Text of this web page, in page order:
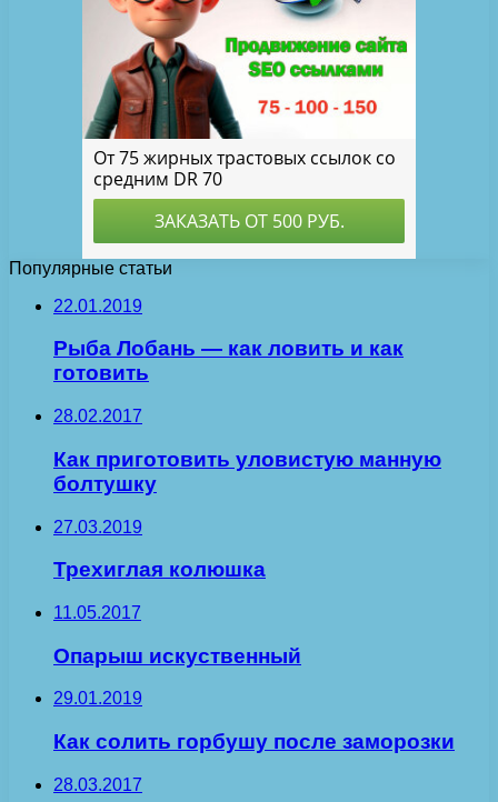
Популярные статьи
22.01.2019
Рыба Лобань — как ловить и как
готовить
28.02.2017
Как приготовить уловистую манную
болтушку
27.03.2019
Трехиглая колюшка
11.05.2017
Опарыш искуственный
29.01.2019
Как солить горбушу после заморозки
28.03.2017